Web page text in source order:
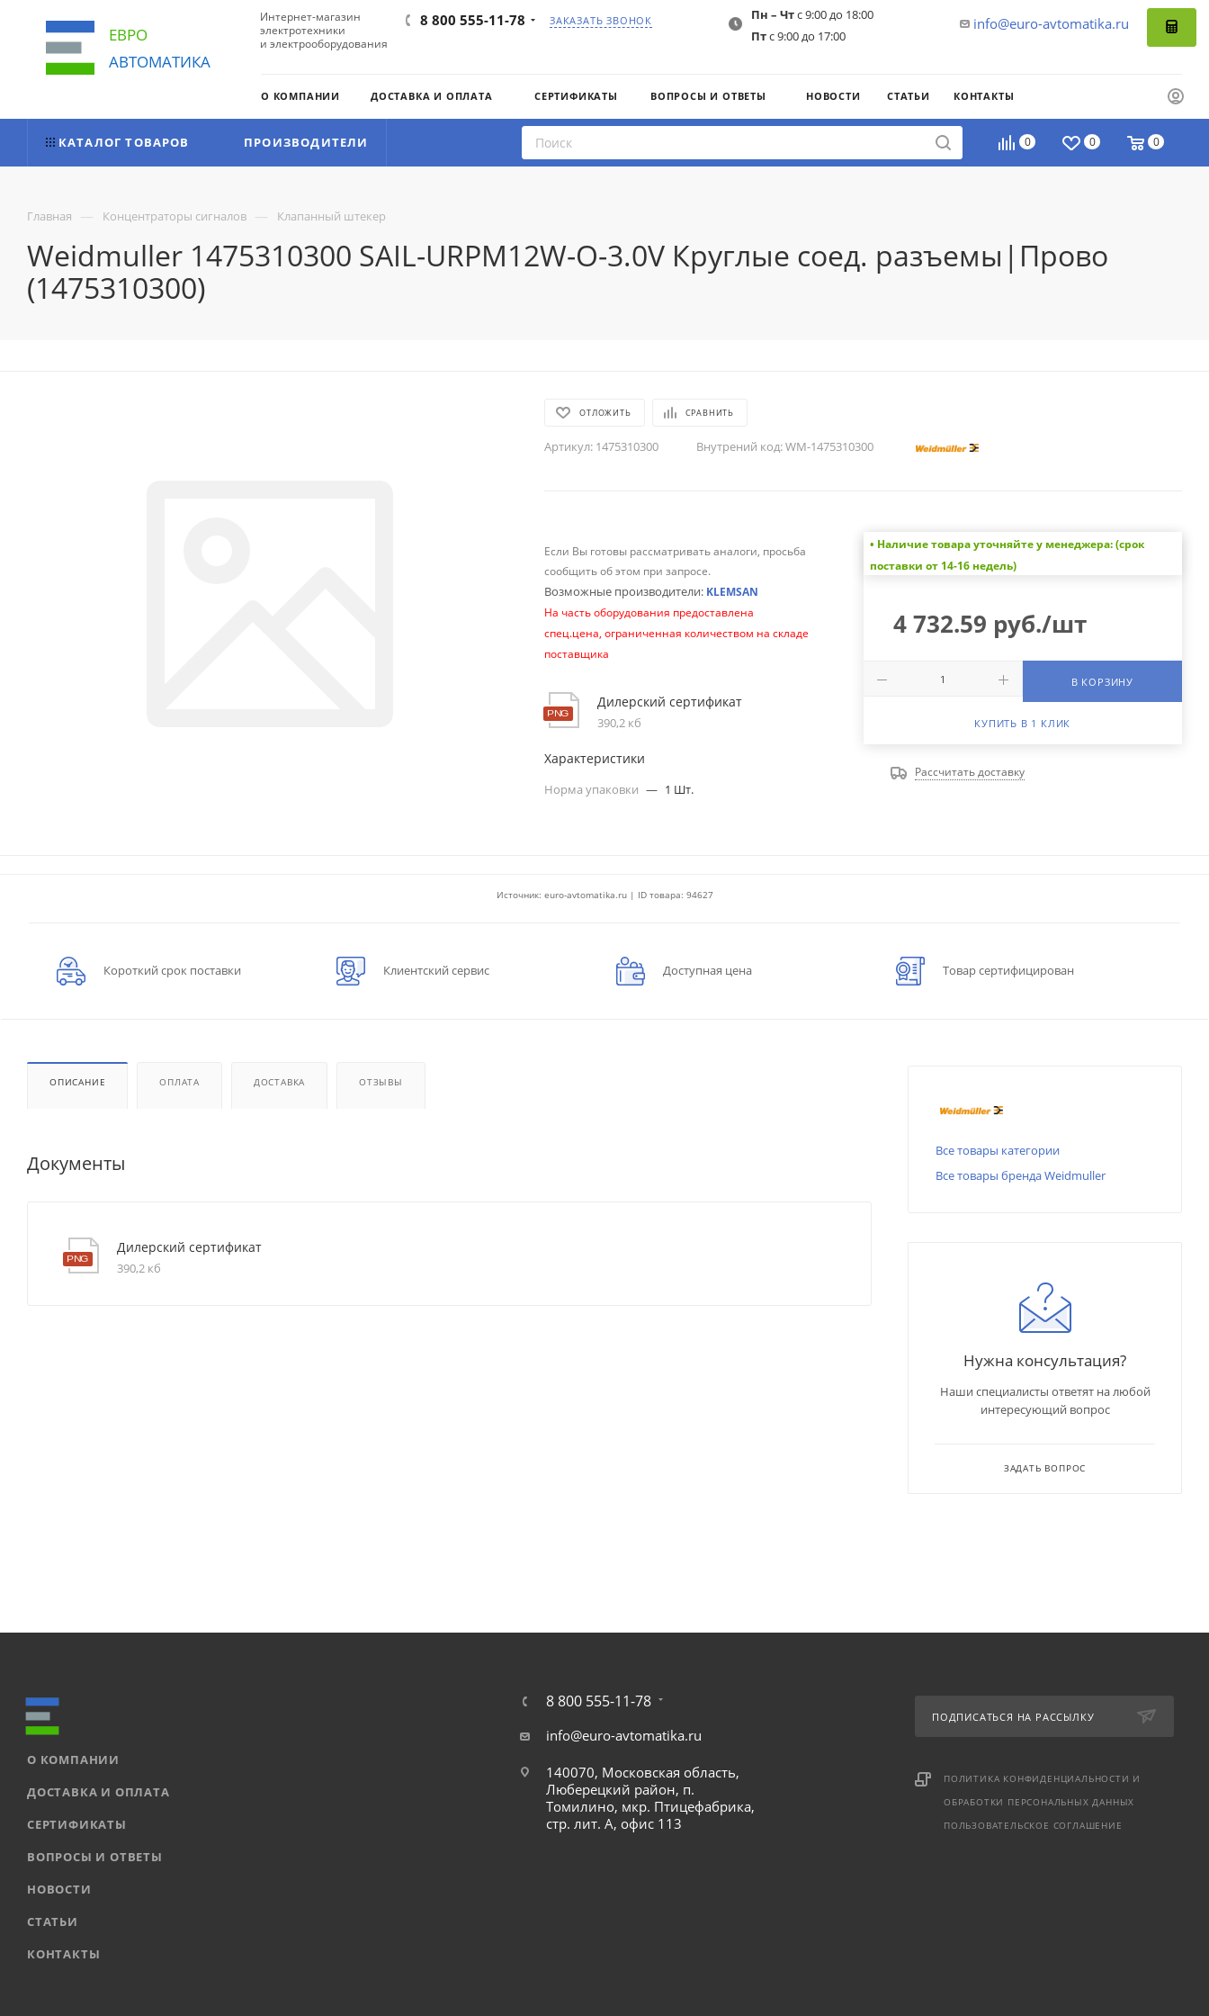
ЕВРО
АВТОМАТИКА
Интернет-магазин
электротехники
и электрооборудования
8 800 555-11-78 ЗАКАЗАТЬ ЗВОНОК info@euro-avtomatika.ru
Пн – Чтс 9:00 до 18:00
Птс 9:00 до 17:00
О КОМПАНИИ ДОСТАВКА И ОПЛАТА СЕРТИФИКАТЫ ВОПРОСЫ И ОТВЕТЫ НОВОСТИ СТАТЬИ КОНТАКТЫ
0 0 0
КАТАЛОГ ТОВАРОВ ПРОИЗВОДИТЕЛИ
Главная — Концентраторы сигналов — Клапанный штекер
Weidmuller 1475310300 SAIL-URPM12W-O-3.0V Круглые соед. разъемы|Прово
(1475310300)
ОТЛОЖИТЬ СРАВНИТЬ
Артикул: 1475310300 Внутрений код:WM-1475310300
Если Вы готовы рассматривать аналоги, просьба
сообщить об этом при запросе.
Возможные производители: KLEMSAN
На часть оборудования предоставлена
спец.цена, ограниченная количеством на складе
поставщика
Дилерский сертификат
390,2 кб
Характеристики
Норма упаковки — 1 Шт.
• Наличие товара уточняйте у менеджера: (срок
поставки от 14-16 недель)
4 732.59 руб./шт
В КОРЗИНУ
КУПИТЬ В 1 КЛИК
Рассчитать доставку
Источник: euro-avtomatika.ru | ID товара: 94627
Короткий срок поставки Клиентский сервис Доступная цена Товар сертифицирован
ОПИСАНИЕ ОПЛАТА ДОСТАВКА ОТЗЫВЫ
Документы
Дилерский сертификат
390,2 кб
Все товары категории
Все товары бренда Weidmuller
Нужна консультация?
Наши специалисты ответят на любой
интересующий вопрос
ЗАДАТЬ ВОПРОС
О КОМПАНИИ
ДОСТАВКА И ОПЛАТА
СЕРТИФИКАТЫ
ВОПРОСЫ И ОТВЕТЫ
НОВОСТИ
СТАТЬИ
КОНТАКТЫ
8 800 555-11-78
info@euro-avtomatika.ru
140070, Московская область,
Люберецкий район, п.
Томилино, мкр. Птицефабрика,
стр. лит. А, офис 113
ПОДПИСАТЬСЯ НА РАССЫЛКУ
ПОЛИТИКА КОНФИДЕНЦИАЛЬНОСТИ И
ОБРАБОТКИ ПЕРСОНАЛЬНЫХ ДАННЫХ
ПОЛЬЗОВАТЕЛЬСКОЕ СОГЛАШЕНИЕ